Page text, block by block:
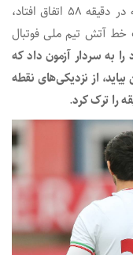
پیش از ورود سردار آزمون به زمین مسابقه که در دقیقه 58 اتفاق افتاد،
خط آتش تیم ملی فوتبال
به سردار آزمون داد که
از نزدیکی‌های نقطه
را ترک کرد.